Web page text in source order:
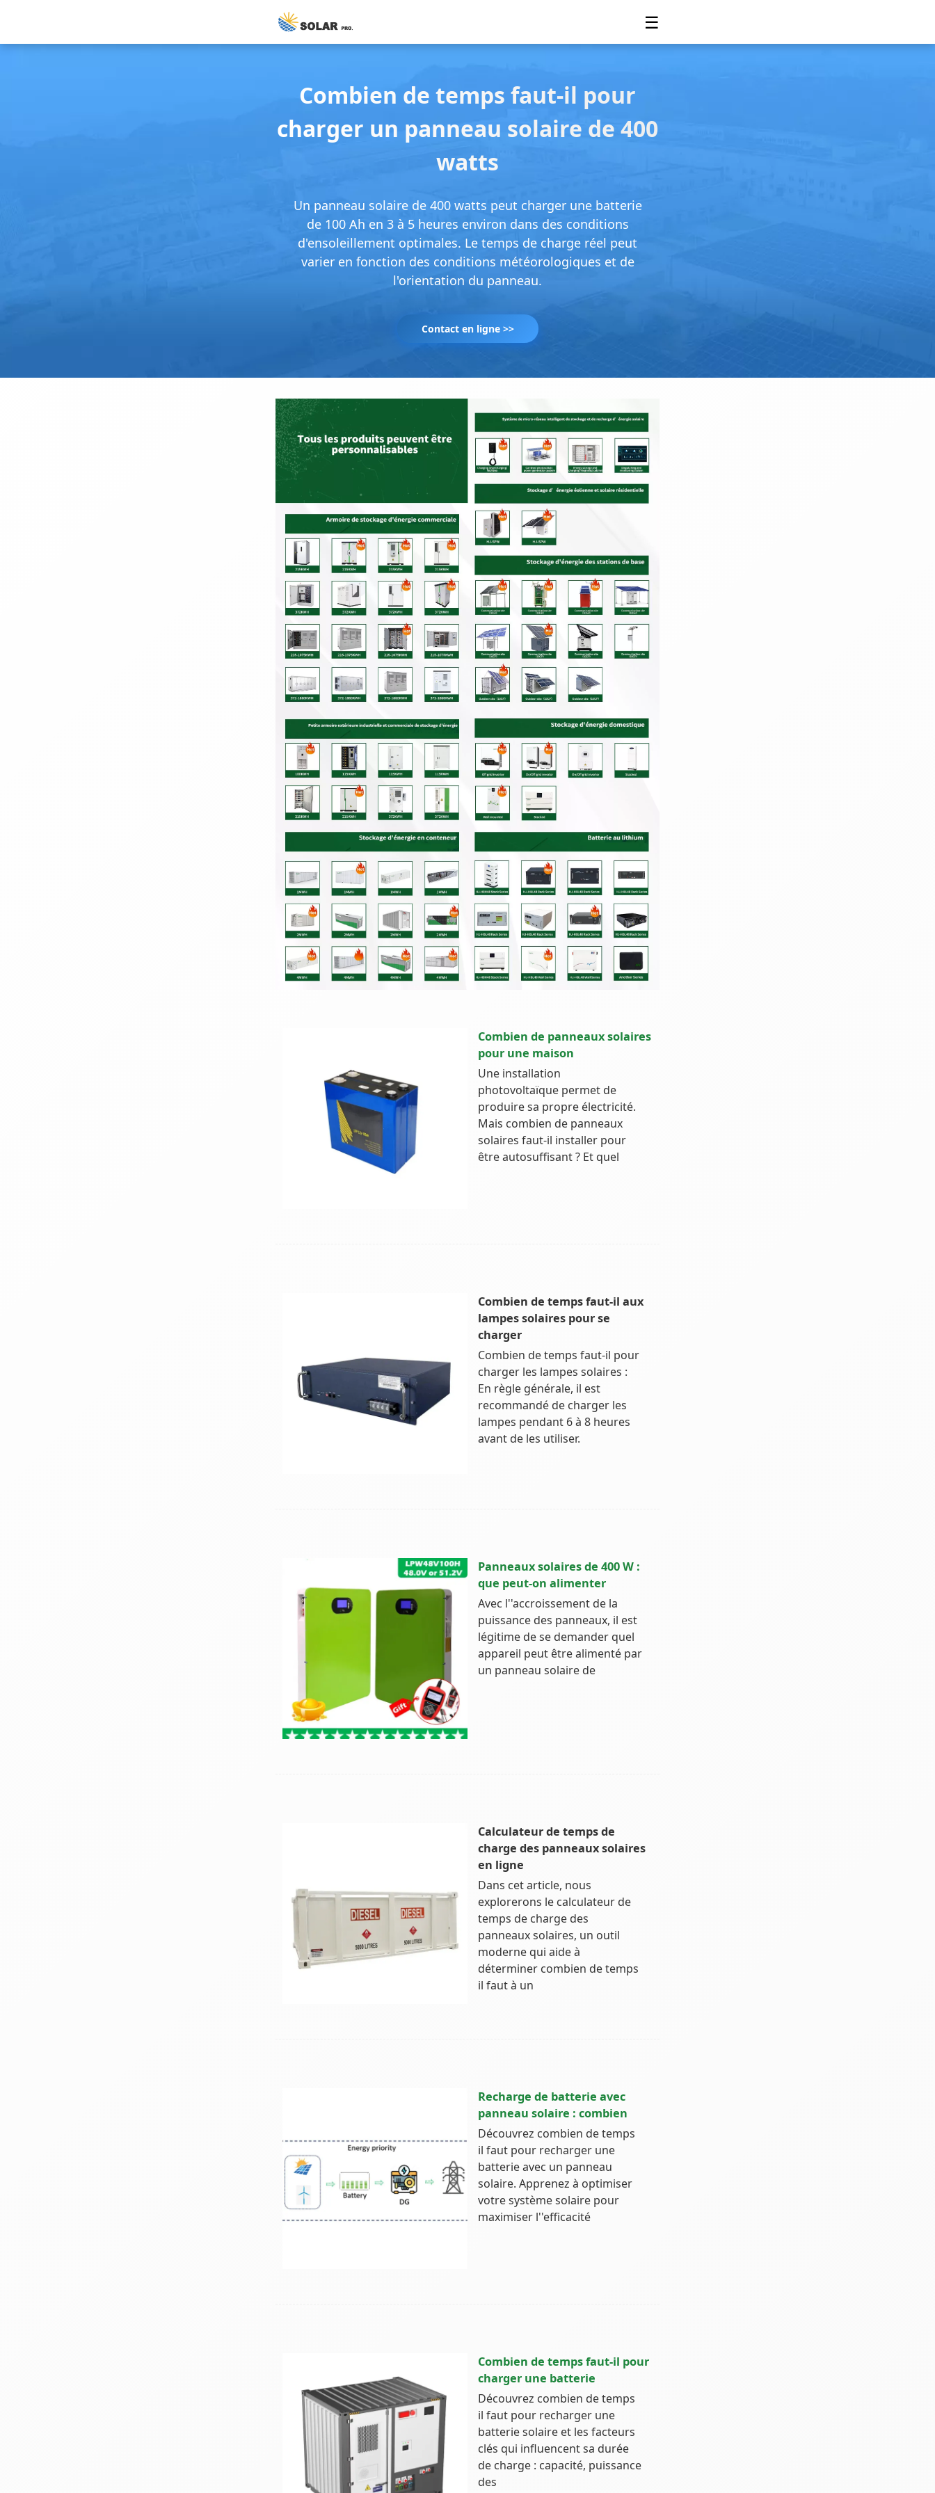
☰
Combien de temps faut-il pour
charger un panneau solaire de 400
watts
Un panneau solaire de 400 watts peut charger une batterie
de 100 Ah en 3 à 5 heures environ dans des conditions
d'ensoleillement optimales. Le temps de charge réel peut
varier en fonction des conditions météorologiques et de
l'orientation du panneau.
Contact en ligne >>
Combien de panneaux solaires
pour une maison
Une installation
photovoltaïque permet de
produire sa propre électricité.
Mais combien de panneaux
solaires faut-il installer pour
être autosuffisant ? Et quel
Combien de temps faut-il aux
lampes solaires pour se
charger
Combien de temps faut-il pour
charger les lampes solaires :
En règle générale, il est
recommandé de charger les
lampes pendant 6 à 8 heures
avant de les utiliser.
Panneaux solaires de 400 W :
que peut-on alimenter
Avec l''accroissement de la
puissance des panneaux, il est
légitime de se demander quel
appareil peut être alimenté par
un panneau solaire de
Calculateur de temps de
charge des panneaux solaires
en ligne
Dans cet article, nous
explorerons le calculateur de
temps de charge des
panneaux solaires, un outil
moderne qui aide à
déterminer combien de temps
il faut à un
Recharge de batterie avec
panneau solaire : combien
Découvrez combien de temps
il faut pour recharger une
batterie avec un panneau
solaire. Apprenez à optimiser
votre système solaire pour
maximiser l''efficacité
Combien de temps faut-il pour
charger une batterie
Découvrez combien de temps
il faut pour recharger une
batterie solaire et les facteurs
clés qui influencent sa durée
de charge : capacité, puissance
des